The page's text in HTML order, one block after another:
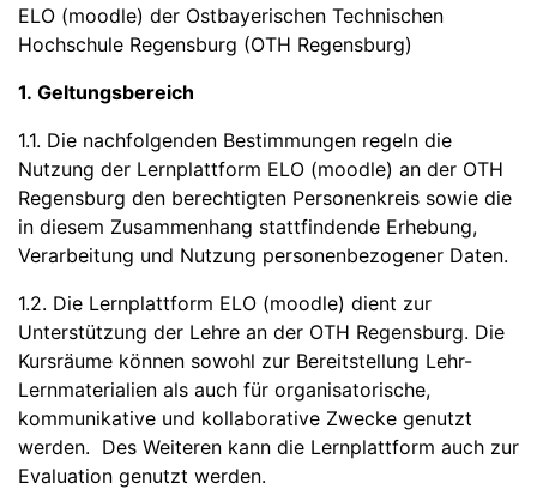
ELO (moodle) der Ostbayerischen Technischen
Hochschule Regensburg (OTH Regensburg)
1. Geltungsbereich
1.1. Die nachfolgenden Bestimmungen regeln die
Nutzung der Lernplattform ELO (moodle) an der OTH
Regensburg den berechtigten Personenkreis sowie die
in diesem Zusammenhang stattfindende Erhebung,
Verarbeitung und Nutzung personenbezogener Daten.
1.2. Die Lernplattform ELO (moodle) dient zur
Unterstützung der Lehre an der OTH Regensburg. Die
Kursräume können sowohl zur Bereitstellung Lehr-
Lernmaterialien als auch für organisatorische,
kommunikative und kollaborative Zwecke genutzt
werden. Des Weiteren kann die Lernplattform auch zur
Evaluation genutzt werden.